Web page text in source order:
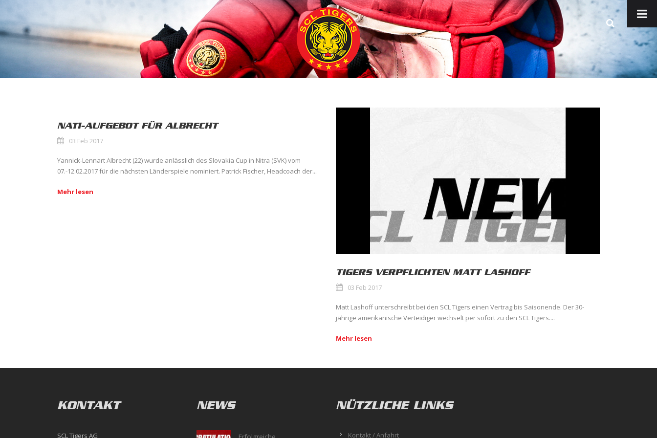
NATI-AUFGEBOT FÜR ALBRECHT
03 Feb 2017
Yannick-Lennart Albrecht (22) wurde anlässlich des Slovakia Cup in Nitra (SVK) vom
07.-12.02.2017 für die nächsten Länderspiele nominiert. Patrick Fischer, Headcoach der...
Mehr lesen
TIGERS VERPFLICHTEN MATT LASHOFF
03 Feb 2017
Matt Lashoff unterschreibt bei den SCL Tigers einen Vertrag bis Saisonende. Der 30-
jährige amerikanische Verteidiger wechselt per sofort zu den SCL Tigers....
Mehr lesen
KONTAKT
SCL Tigers AG
NEWS NÜTZLICHE LINKS
Kontakt / Anfahrt